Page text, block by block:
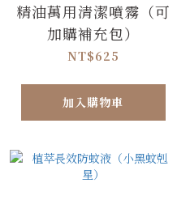
精油萬用清潔噴霧（可
加購補充包）
NT$625
加入購物車